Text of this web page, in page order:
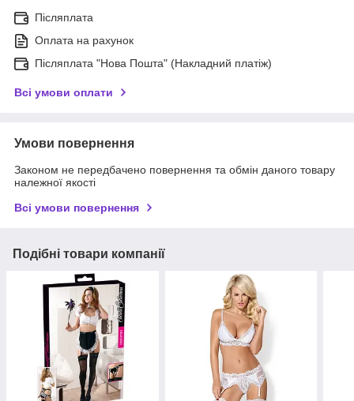
Післяплата
Оплата на рахунок
Післяплата "Нова Пошта" (Накладний платіж)
Всі умови оплати
Умови повернення
Законом не передбачено повернення та обмін даного товару
належної якості
Всі умови повернення
Подібні товари компанії